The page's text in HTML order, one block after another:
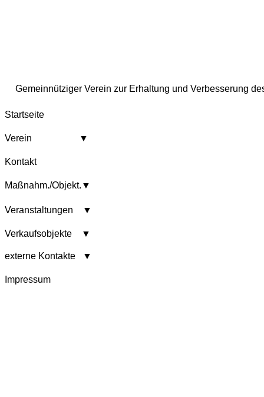
Gemeinnütziger Verein zur Erhaltung und Verbesserung
Startseite
Verein ▼
Kontakt
Maßnahm./Objekt.▼
Veranstaltungen ▼
Verkaufsobjekte ▼
externe Kontakte ▼
Impressum